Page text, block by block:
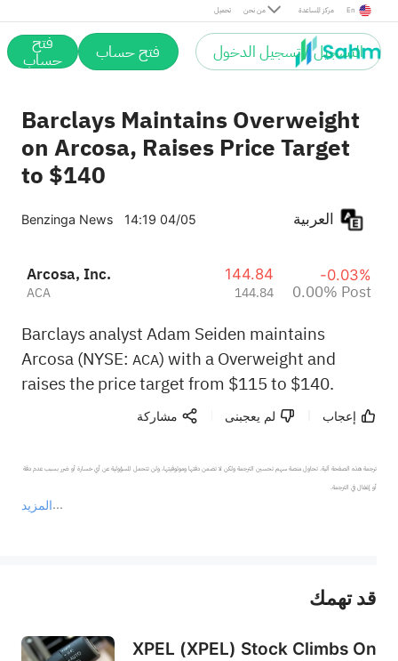
تحميل من نحن مركز المساعدة En
التسجيل / تسجيل الدخول فتح حساب فتح
حساب
Barclays Maintains Overweight
on Arcosa, Raises Price Target
to $140
Benzinga News 14:19 04/05
Arcosa, Inc.
ACA
144.84
144.84
-0.03%
0.00% Post
Barclays analyst Adam Seiden maintains
Arcosa (NYSE: ACA) with a Overweight and
raises the price target from $115 to $140.
إعجاب لم يعجبنى مشاركة
المزيد
ترجمة هذه الصفحة آلية. تحاول منصة سهم تحسين الترجمة ولكن لا تضمن دقتها وموثوقيتها، ولن تتحمل المسؤولية عن أي خسارة أو ضرر بسبب عدم دقة
أو إغفال في الترجمة.
عند الضرورة، يرجى استشارة مستشار استثمار محترف. لا تقدم منصة سهم أي مشورة استثمارية، ولا تقدم أي التزامات أو ضمانات.
قد تهمك
XPEL (XPEL) Stock Climbs On